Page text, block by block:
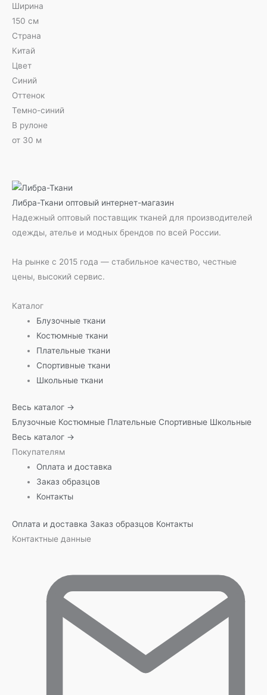
Ширина
150 см
Страна
Китай
Цвет
Синий
Оттенок
Темно-синий
В рулоне
от 30 м
Либра-Ткани оптовый интернет-магазин
Надежный оптовый поставщик тканей для производителей
одежды, ателье и модных брендов по всей России.
На рынке с 2015 года — стабильное качество, честные
цены, высокий сервис.
Каталог
Блузочные ткани
Костюмные ткани
Плательные ткани
Спортивные ткани
Школьные ткани
Весь каталог →
Блузочные Костюмные Плательные Спортивные Школьные
Весь каталог →
Покупателям
Оплата и доставка
Заказ образцов
Контакты
Оплата и доставка Заказ образцов Контакты
Контактные данные